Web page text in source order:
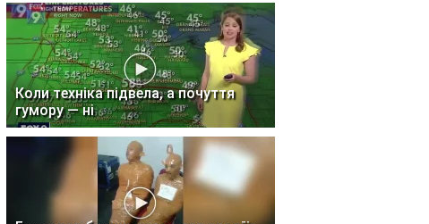
Коли техніка підвела, а почуття
гумору — ні